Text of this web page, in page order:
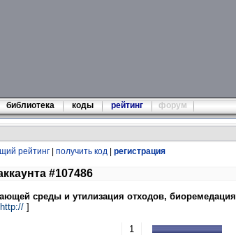
библиотека коды рейтинг форум
рейтинг| получить код| регистрация
#107486
среды и утилизация отходов, биоремедация
http:// ]
1